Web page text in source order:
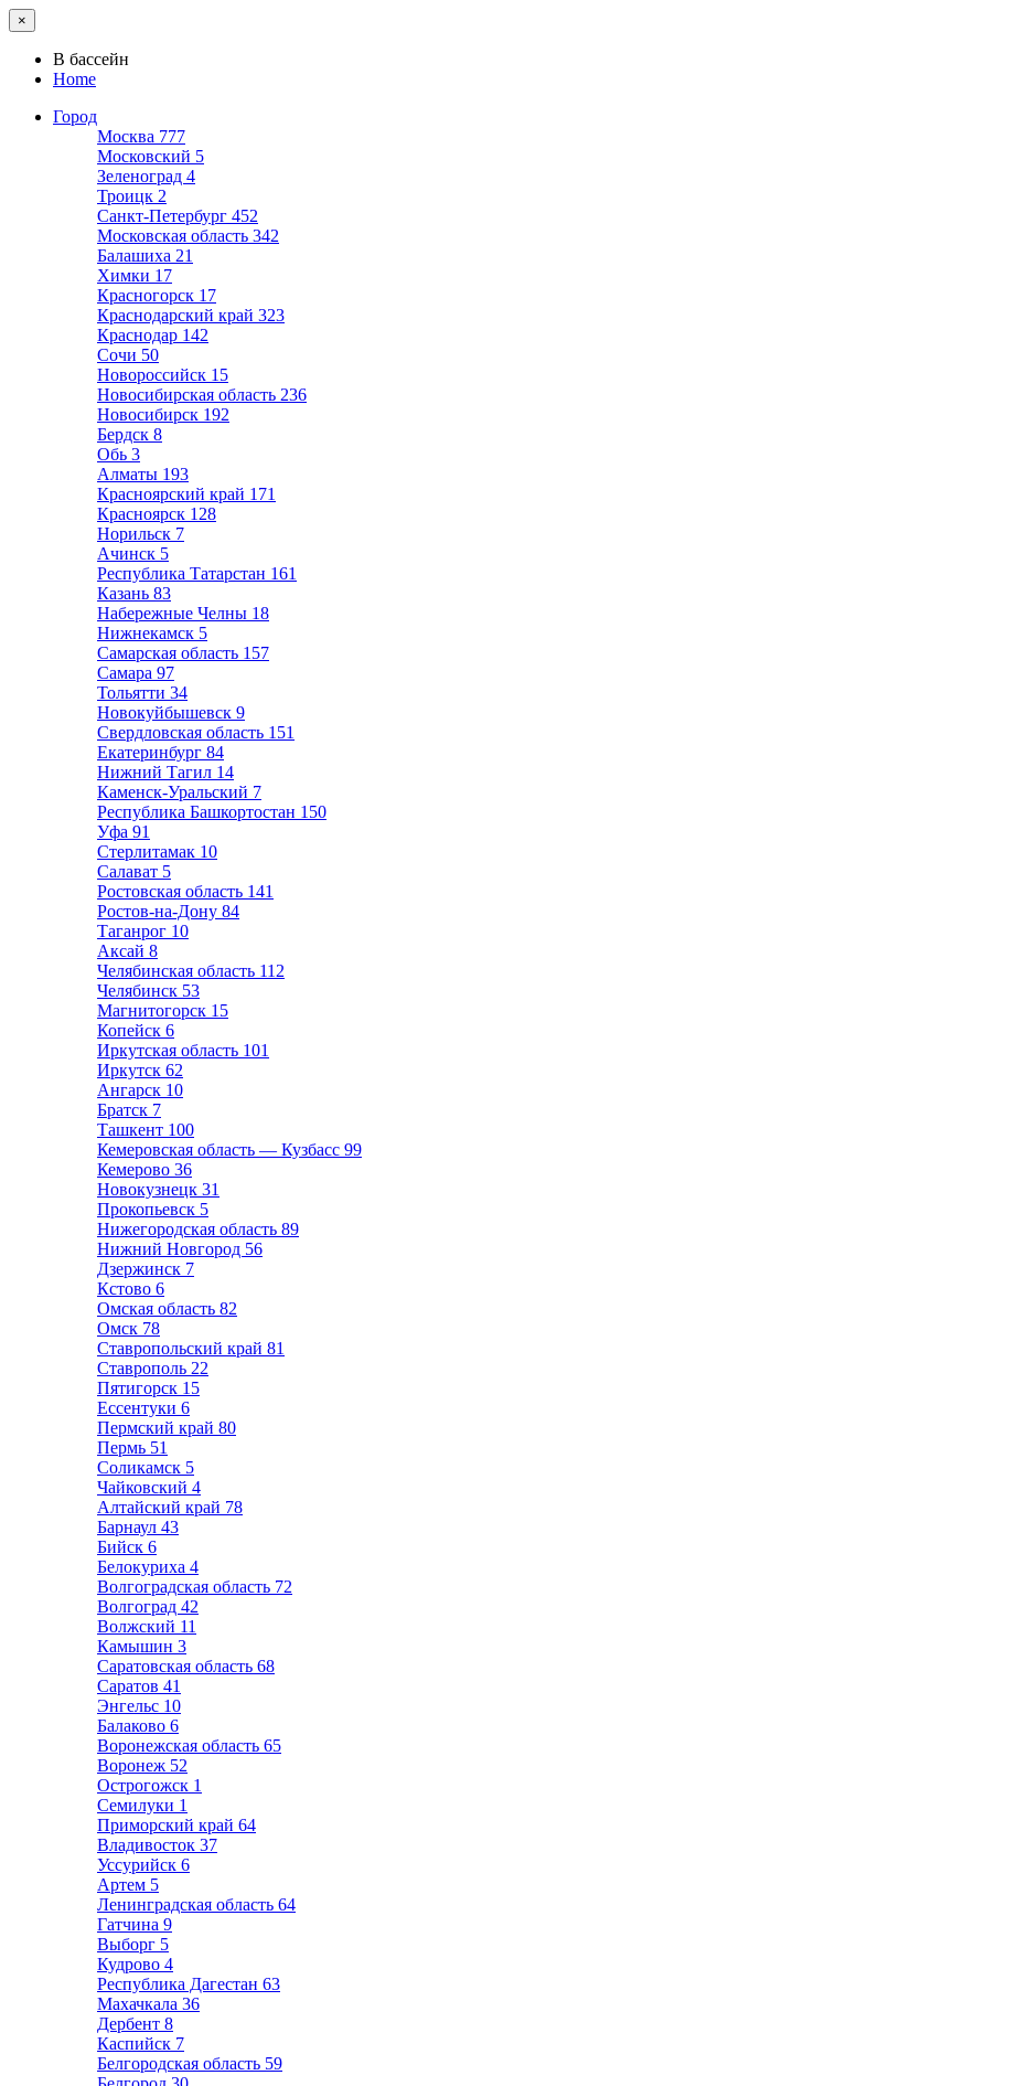
×
В бассейн
Home
Город
Москва 777
Московский 5
Зеленоград 4
Троицк 2
Санкт-Петербург 452
Московская область 342
Балашиха 21
Химки 17
Красногорск 17
Краснодарский край 323
Краснодар 142
Сочи 50
Новороссийск 15
Новосибирская область 236
Новосибирск 192
Бердск 8
Обь 3
Алматы 193
Красноярский край 171
Красноярск 128
Норильск 7
Ачинск 5
Республика Татарстан 161
Казань 83
Набережные Челны 18
Нижнекамск 5
Самарская область 157
Самара 97
Тольятти 34
Новокуйбышевск 9
Свердловская область 151
Екатеринбург 84
Нижний Тагил 14
Каменск-Уральский 7
Республика Башкортостан 150
Уфа 91
Стерлитамак 10
Салават 5
Ростовская область 141
Ростов-на-Дону 84
Таганрог 10
Аксай 8
Челябинская область 112
Челябинск 53
Магнитогорск 15
Копейск 6
Иркутская область 101
Иркутск 62
Ангарск 10
Братск 7
Ташкент 100
Кемеровская область — Кузбасс 99
Кемерово 36
Новокузнецк 31
Прокопьевск 5
Нижегородская область 89
Нижний Новгород 56
Дзержинск 7
Кстово 6
Омская область 82
Омск 78
Ставропольский край 81
Ставрополь 22
Пятигорск 15
Ессентуки 6
Пермский край 80
Пермь 51
Соликамск 5
Чайковский 4
Алтайский край 78
Барнаул 43
Бийск 6
Белокуриха 4
Волгоградская область 72
Волгоград 42
Волжский 11
Камышин 3
Саратовская область 68
Саратов 41
Энгельс 10
Балаково 6
Воронежская область 65
Воронеж 52
Острогожск 1
Семилуки 1
Приморский край 64
Владивосток 37
Уссурийск 6
Артем 5
Ленинградская область 64
Гатчина 9
Выборг 5
Кудрово 4
Республика Дагестан 63
Махачкала 36
Дербент 8
Каспийск 7
Белгородская область 59